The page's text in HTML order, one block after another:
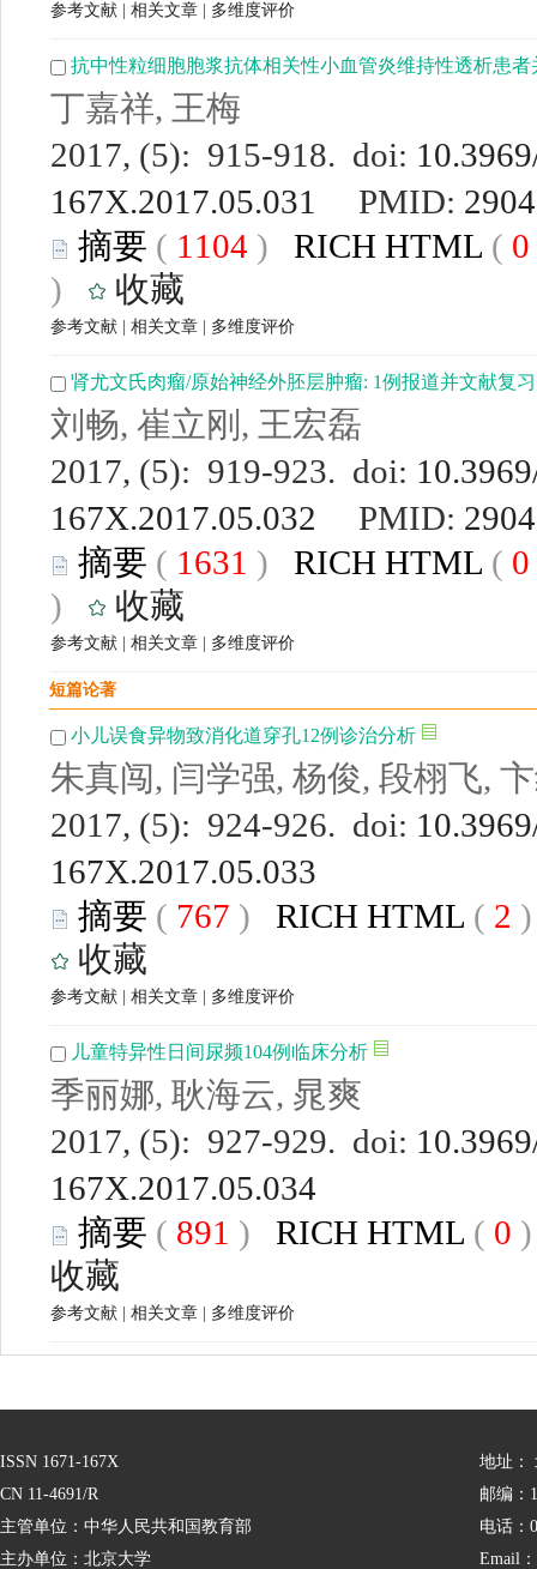
参考文献 相关文章 多维度评价
抗中性粒细胞胞浆抗体相关性小血管炎维持性透析患者
丁嘉祥, 王梅
2017, (5): 915-918. doi:
167X.2017.05.031
PMID:
摘要 ( 1104 ) RICH HTML ( 0
)
收藏
参考文献 相关文章 多维度评价
肾尤文氏肉瘤/原始神经外胚层肿瘤: 1例报道并文献复习
刘畅, 崔立刚, 王宏磊
2017, (5): 919-923. doi:
167X.2017.05.032 PMID:
摘要 ( 1631 ) RICH HTML ( 0
)
收藏
参考文献 相关文章 多维度评价
短篇论著
小儿误食异物致消化道穿孔12例诊治分析
朱真闯, 闫学强, 杨俊, 段栩飞,
2017, (5): 924-926. doi:
167X.2017.05.033
摘要 ( 767 ) RICH HTML ( 2
收藏
参考文献 相关文章 多维度评价
儿童特异性日间尿频104例临床分析
季丽娜, 耿海云, 晁爽
2017, (5): 927-929. doi:
167X.2017.05.034
摘要 ( 891 ) RICH HTML ( 0
收藏
参考文献 相关文章 多维度评价
ISSN 1671-167X
CN 11-4691/R
主管单位：中华人民共和国教育部
主办单位：北京大学
地址：
邮编：
电话：
Email